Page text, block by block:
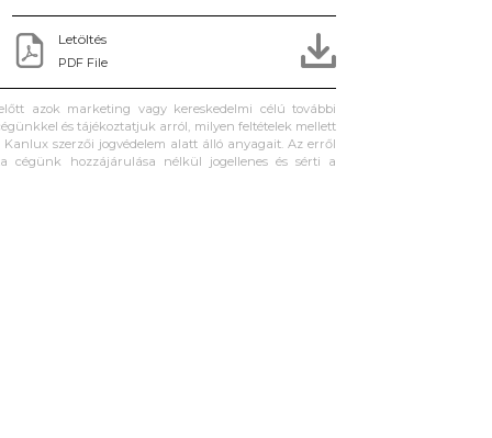
Letöltés
PDF File
azok marketing vagy kereskedelmi célú további
és tájékoztatjuk arról, milyen feltételek mellett
szerzői jogvédelem alatt álló anyagait. Az erről
cégünk hozzájárulása nélkül jogellenes és sérti a